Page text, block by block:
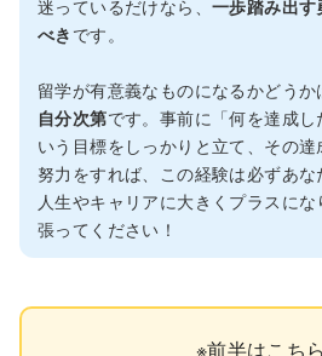
迷っているだけなら、 一歩踏み出す
べき です。
留学が有意義なものになるかどうか
自分次第です。事前に「何を達成し
いう目標をしっかりと立て、その達
努力をすれば、この経験は必ずあ
人生やキャリアに大きくプラスに
張ってください！
※前半はこち